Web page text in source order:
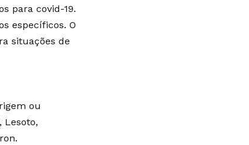
para covid-19.
específicos. O
situações de
ou
Lesoto,